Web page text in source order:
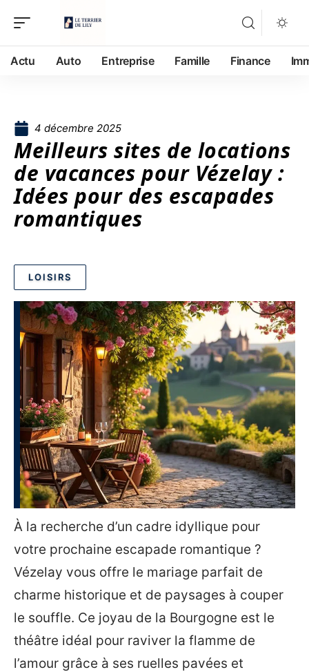
Actu Auto Entreprise Famille Finance
4 décembre 2025
Meilleurs sites de locations
de vacances pour Vézelay :
Idées pour des escapades
romantiques
LOISIRS
À la recherche d’un cadre idyllique pour
votre prochaine escapade romantique ?
Vézelay vous offre le mariage parfait de
charme historique et de paysages à couper
le souffle. Ce joyau de la Bourgogne est le
théâtre idéal pour raviver la flamme de
l’amour grâce à ses ruelles pavées et